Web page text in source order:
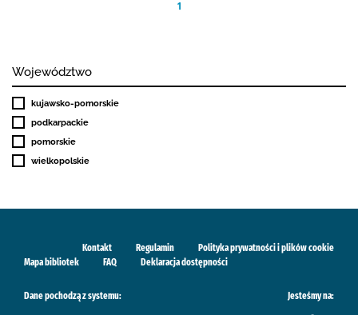
1
Województwo
kujawsko-pomorskie
podkarpackie
pomorskie
wielkopolskie
Kontakt Regulamin
Polityka prywatności i plików cookie
Mapa bibliotek
FAQ Deklaracja dostępności
Dane pochodzą z systemu: Jesteśmy na: